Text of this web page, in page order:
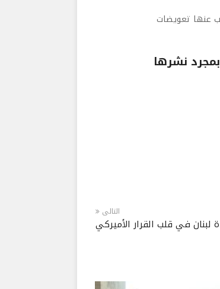
عنها تعويضات
نشرها
التالى
لبنان في قلب القرار الأميركي